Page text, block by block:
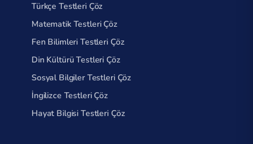
Türkçe Testleri Çöz
Matematik Testleri Çöz
Fen Bilimleri Testleri Çöz
Din Kültürü Testleri Çöz
Sosyal Bilgiler Testleri Çöz
İngilizce Testleri Çöz
Hayat Bilgisi Testleri Çöz